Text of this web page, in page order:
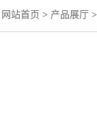
网站首页 > 产品展厅 >